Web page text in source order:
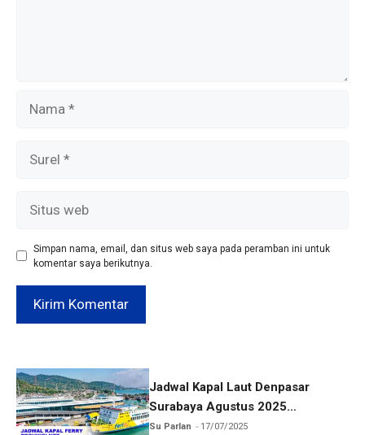
web
Simpan nama, email, dan situs web saya pada peramban ini untuk
komentar saya berikutnya.
Jadwal Kapal Laut Denpasar
Surabaya Agustus 2025
Terlengkap
Su Parlan 17/07/2025